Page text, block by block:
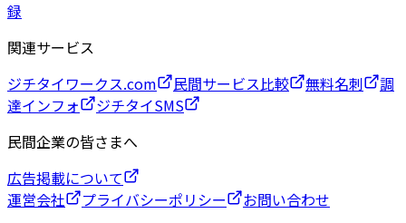
録
関連サービス
ジチタイワークス.com
民間サービス比較 無料名刺
調
達インフォ
ジチタイSMS
民間企業の皆さまへ
広告掲載について
運営会社
プライバシーポリシー
お問い合わせ